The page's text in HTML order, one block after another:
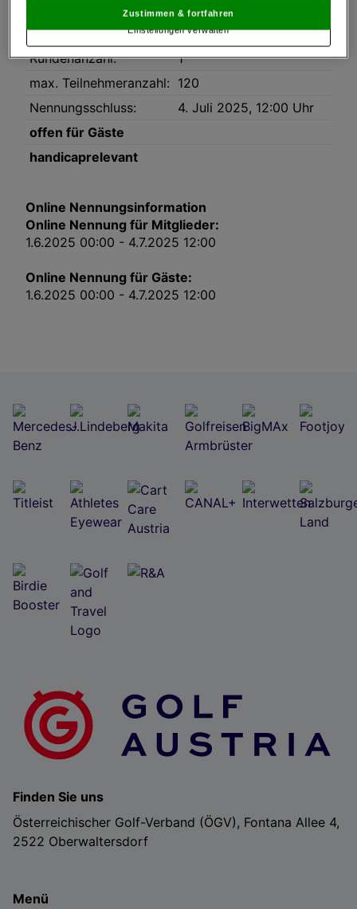
54
Platz:
Golf-Club Gastein, 10-18
Rundenanzahl:
1
max. Teilnehmeranzahl: 120
Nennungsschluss:
4. Juli 2025, 12:00 Uhr
offen für Gäste
handicaprelevant
Online Nennungsinformation
Online Nennung für Mitglieder:
1.6.2025 00:00 - 4.7.2025 12:00
Online Nennung für Gäste:
1.6.2025 00:00 - 4.7.2025 12:00
Finden Sie uns
Österreichischer Golf-Verband (ÖGV), Fontana Allee 4,
2522 Oberwaltersdorf
Menü
angemessenes Datenschutzniveau bescheinigt.Es besteht insbesondere
das Risiko, dass Ihre Daten dem Zugriff durch US-Behörden zu Kontroll- und
Überwachungszwecken unterliegen und dagegen keine wirksamen
Rechtsbehelfe zur Verfügung stehen.
Mit Klick auf „Zustimmen & fortfahren“ willigen Sie in die Verwendung
In den Einstellungen können Sie jederzeit Ihre Präferenzen verwalten und
Widerspruch gegen die Verarbeitung auf der Grundlage berechtigter
jeder Seite unten im Footer befinden.
Wir und unsere Partner verarbeiten Daten, um
Verwendung genauer Standortdaten. Endgeräteeigenschaften zur Identifikation
aktiv abfragen. Speichern von oder Zugriff auf Informationen auf einem
Endgerät. Personalisierte Werbung und Inhalte, Messung von Werbeleistung
Einstellungen verwalten
Zustimmen & fortfahren